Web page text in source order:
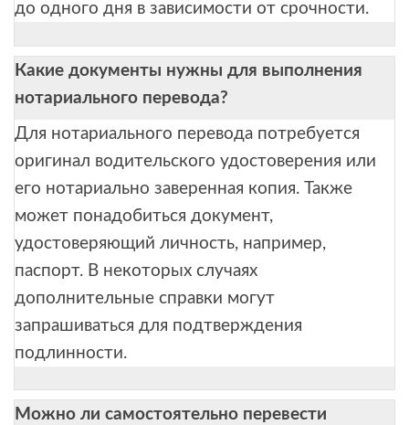
до одного дня в зависимости от срочности.
Какие документы нужны для выполнения
нотариального перевода?
Для нотариального перевода потребуется
оригинал водительского удостоверения или
его нотариально заверенная копия. Также
может понадобиться документ,
удостоверяющий личность, например,
паспорт. В некоторых случаях
дополнительные справки могут
запрашиваться для подтверждения
подлинности.
Можно ли самостоятельно перевести